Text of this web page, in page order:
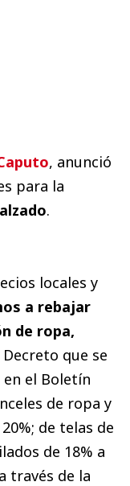
, anunció
para la
.
locales y
a rebajar
de ropa,
que se
el Boletín
de ropa y
de telas de
de 18% a
través de la